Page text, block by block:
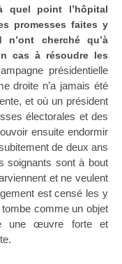
quel point l’hôpital
promesses faites y
cherché qu’à
cas à résoudre les
présidentielle
droite n’a jamais été
et où un président
électorales et des
ensuite endormir
de deux ans
soignants sont à bout
et ne veulent
est censé les y
comme un objet
une œuvre forte et